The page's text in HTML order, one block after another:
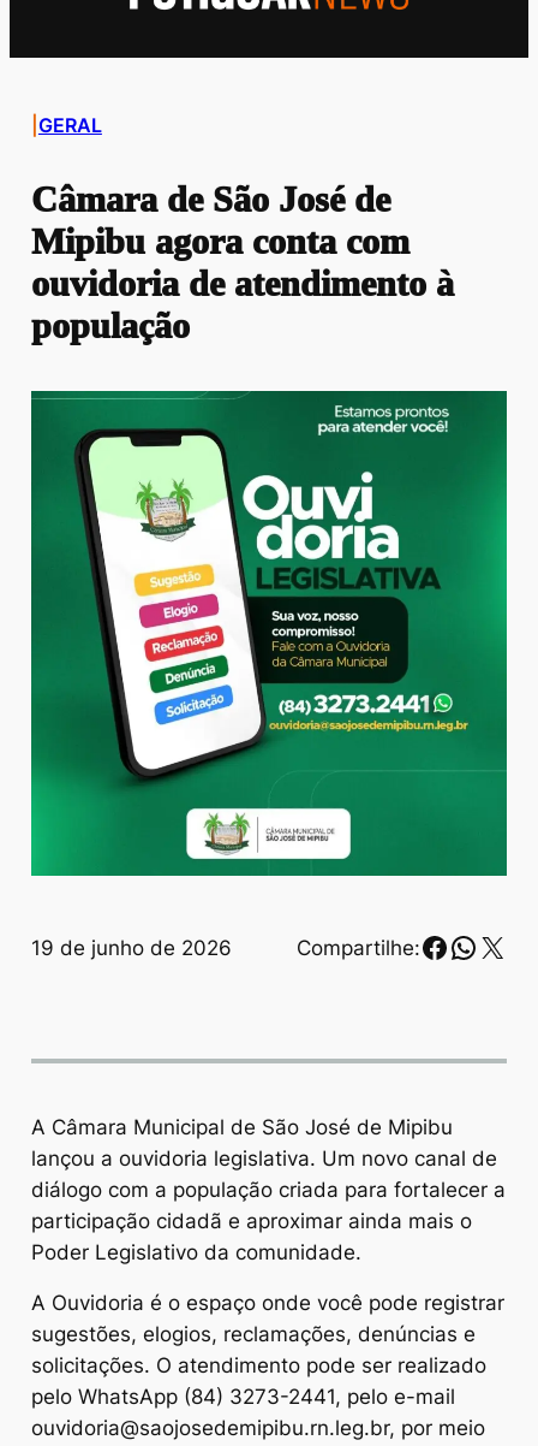
GERAL
Câmara de São José de
Mipibu agora conta com
ouvidoria de atendimento à
população
19 de junho de 2026 Compartilhe: X
A Câmara Municipal de São José de Mipibu
lançou a ouvidoria legislativa. Um novo canal de
diálogo com a população criada para fortalecer a
participação cidadã e aproximar ainda mais o
Poder Legislativo da comunidade.
A Ouvidoria é o espaço onde você pode registrar
sugestões, elogios, reclamações, denúncias e
solicitações. O atendimento pode ser realizado
pelo WhatsApp (84) 3273-2441, pelo e-mail
ouvidoria@saojosedemipibu.rn.leg.br, por meio